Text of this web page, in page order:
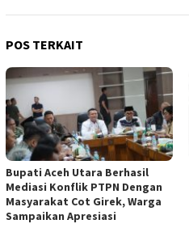
POS TERKAIT
Bupati Aceh Utara Berhasil
Mediasi Konflik PTPN Dengan
Masyarakat Cot Girek, Warga
Sampaikan Apresiasi